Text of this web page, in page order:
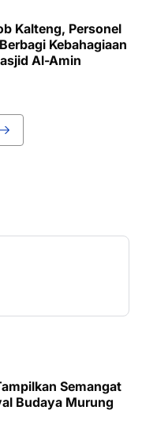
Kalteng, Personel
Kebahagiaan
Al-Amin
Semangat
Budaya Murung